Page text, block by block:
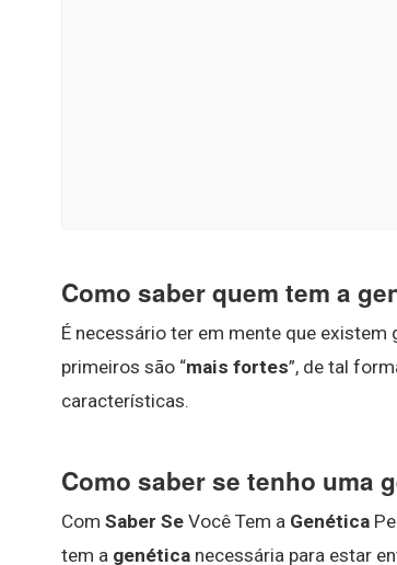
Como saber quem tem a
É necessário ter em mente que existem
primeiros são “mais fortes”, de tal
características.
Como saber se tenho uma
Com Saber Se Você Tem a Genética
tem a genética necessária para estar